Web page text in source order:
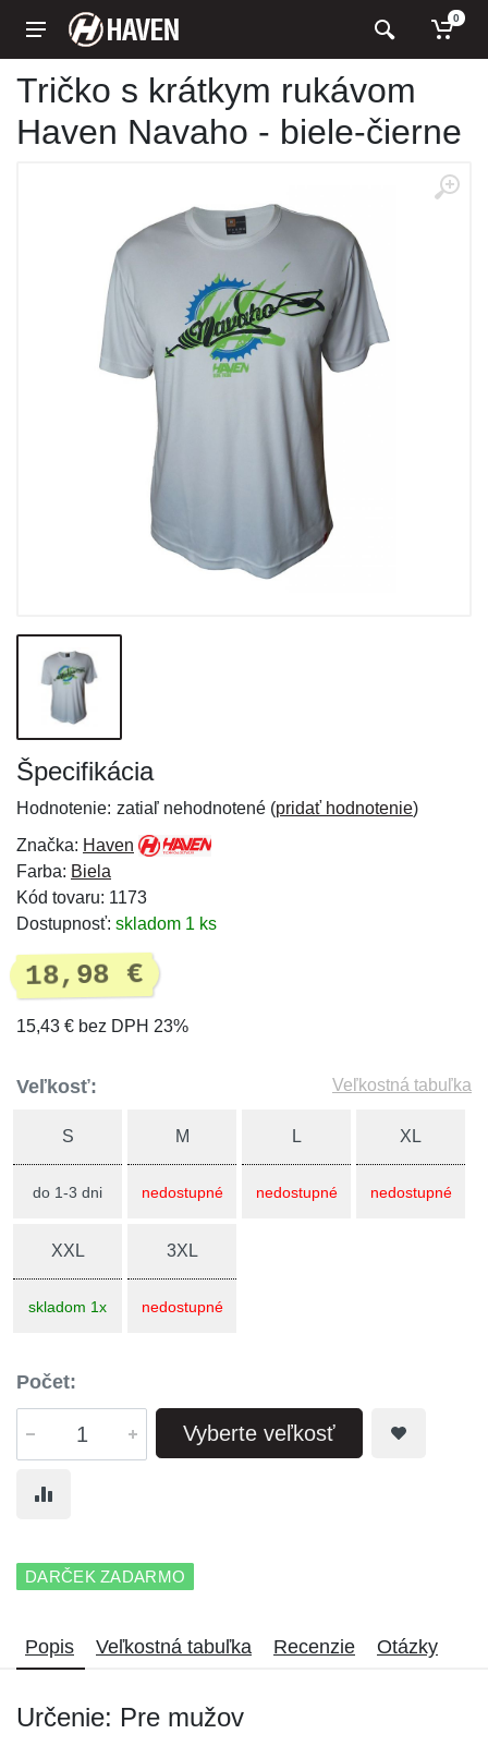
0
Tričko s krátkym rukávom
Haven Navaho - biele-čierne
Špecifikácia
Hodnotenie: zatiaľ nehodnotené (pridať hodnotenie)
Značka: Haven
Farba: Biela
Kód tovaru: 1173
Dostupnosť: skladom 1 ks
18,98 €
15,43 € bez DPH 23%
Veľkosť: Veľkostná tabuľka
S
do 1-3 dni
M
nedostupné
L
nedostupné
XL
nedostupné
XXL
skladom 1x
3XL
nedostupné
Počet:
Vyberte veľkosť
DARČEK ZADARMO
Popis Veľkostná tabuľka Recenzie Otázky
Určenie: Pre mužov